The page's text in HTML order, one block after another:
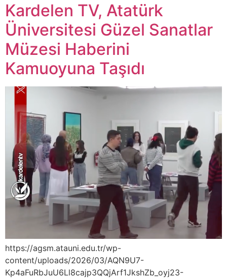
Kardelen TV, Atatürk
Üniversitesi Güzel Sanatlar
Müzesi Haberini
Kamuoyuna Taşıdı
https://agsm.atauni.edu.tr/wp-
content/uploads/2026/03/AQN9U7-
Kp4aFuRbJuU6Ll8cajp3QQjArf1JkshZb_oyj23-